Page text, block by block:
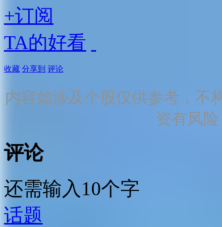
+订阅
TA的好看
收藏 分享到 评论
内容如涉及个股仅供参考，不
资有风
评论
还需输入10个字
话题